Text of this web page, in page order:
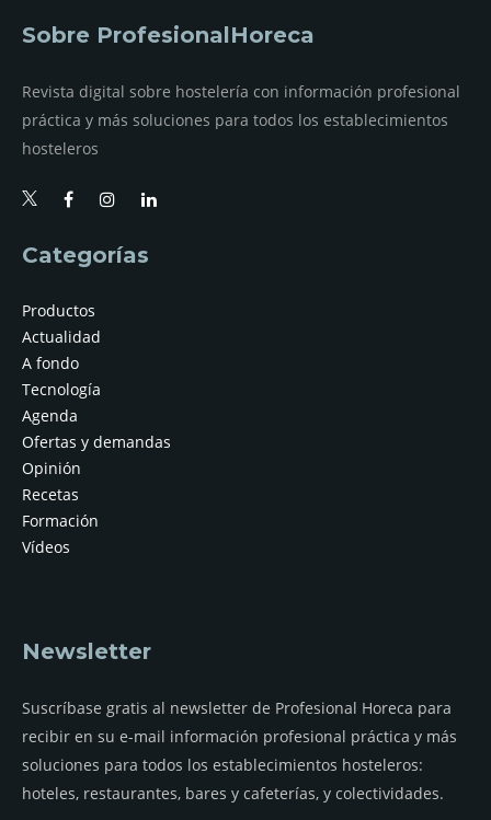
Sobre ProfesionalHoreca
Revista digital sobre hostelería con información profesional
práctica y más soluciones para todos los establecimientos
hosteleros
Categorías
Productos
Actualidad
A fondo
Tecnología
Agenda
Ofertas y demandas
Opinión
Recetas
Formación
Vídeos
Newsletter
Suscríbase gratis al newsletter de Profesional Horeca para
recibir en su e-mail información profesional práctica y más
soluciones para todos los establecimientos hosteleros:
hoteles, restaurantes, bares y cafeterías, y colectividades.